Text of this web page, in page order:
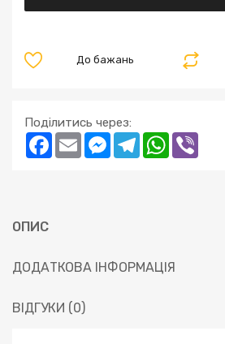
До бажань
Поділитись через:
Facebook
Email Messenger
TelegramWhatsApp
ОПИС
ДОДАТКОВА ІНФОРМАЦІЯ
ВІДГУКИ (0)